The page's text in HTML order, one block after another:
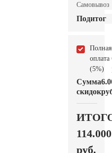
Самовывоз
Подитог
Полная
оплата
(5%)
Сумма
скидок
114.000
руб.